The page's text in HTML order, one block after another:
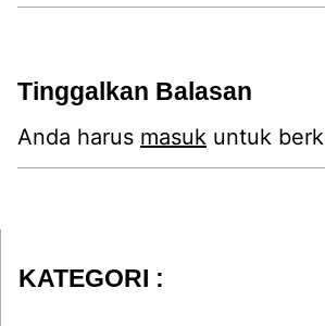
Tinggalkan Balasan
Anda harus masuk untuk
KATEGORI :